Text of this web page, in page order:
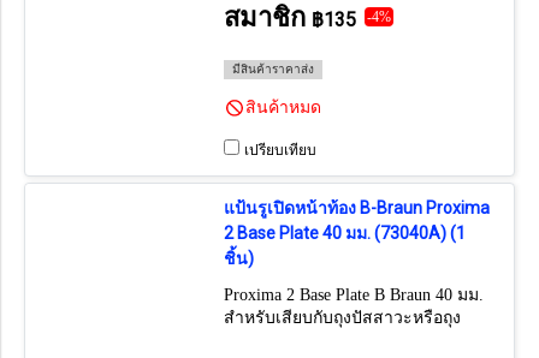
สมาชิก ฿135 -4%
มีสินค้าราคาส่ง
สินค้าหมด
เปรียบเทียบ
แป้นรูเปิดหน้าท้อง B-Braun Proxima
2 Base Plate 40 มม. (73040A) (1
ชิ้น)
Proxima 2 Base Plate B Braun 40 มม.
สำหรับเสียบกับถุงปัสสาวะหรือถุง